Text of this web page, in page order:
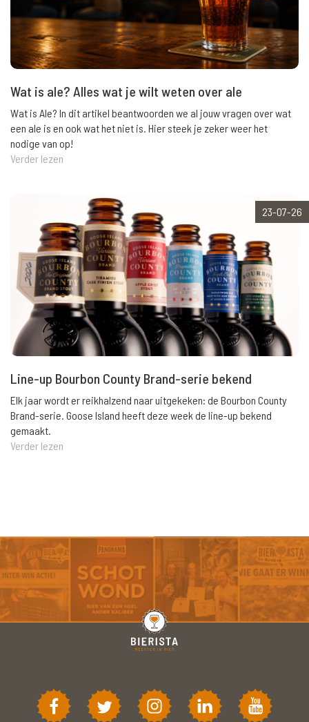
Wat is ale? Alles wat je wilt weten over ale
Wat is Ale? In dit artikel beantwoorden we al jouw vragen over wat
een ale is en ook wat het niet is. Hier steek je zeker weer het
nodige van op!
Verder lezen
23-07-26
Line-up Bourbon County Brand-serie bekend
Elk jaar wordt er reikhalzend naar uitgekeken: de Bourbon County
Brand-serie. Goose Island heeft deze week de line-up bekend
gemaakt.
Verder lezen